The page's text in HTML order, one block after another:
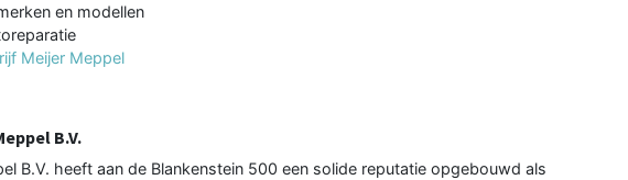
en modellen
Meijer Meppel
B.V.
B.V. heeft aan de Blankenstein 500 een solide reputatie opgebouwd als